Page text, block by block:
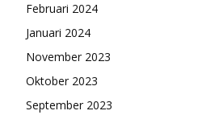
Februari 2024
Januari 2024
November 2023
Oktober 2023
September 2023